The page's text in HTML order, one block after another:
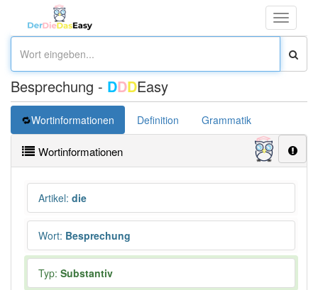
Toggle
Besprechung - DDDEasy
Wortinformationen Definition Grammatik
Wortinformationen
Artikel: die
Wort: Besprechung
Typ: Substantiv